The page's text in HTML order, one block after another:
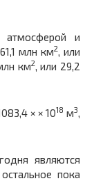
атмосферой и
млн км2, или
км2, или 29,2
× × 1018 м3,
являются
пока